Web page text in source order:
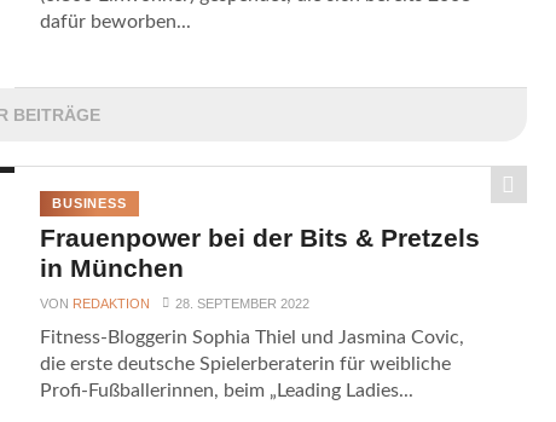
dafür beworben...
BEITRÄGE
BUSINESS
Frauenpower bei der Bits & Pretzels
in München
VON REDAKTION 28. SEPTEMBER 2022
Fitness-Bloggerin Sophia Thiel und Jasmina Covic,
die erste deutsche Spielerberaterin für weibliche
Profi-Fußballerinnen, beim „Leading Ladies...